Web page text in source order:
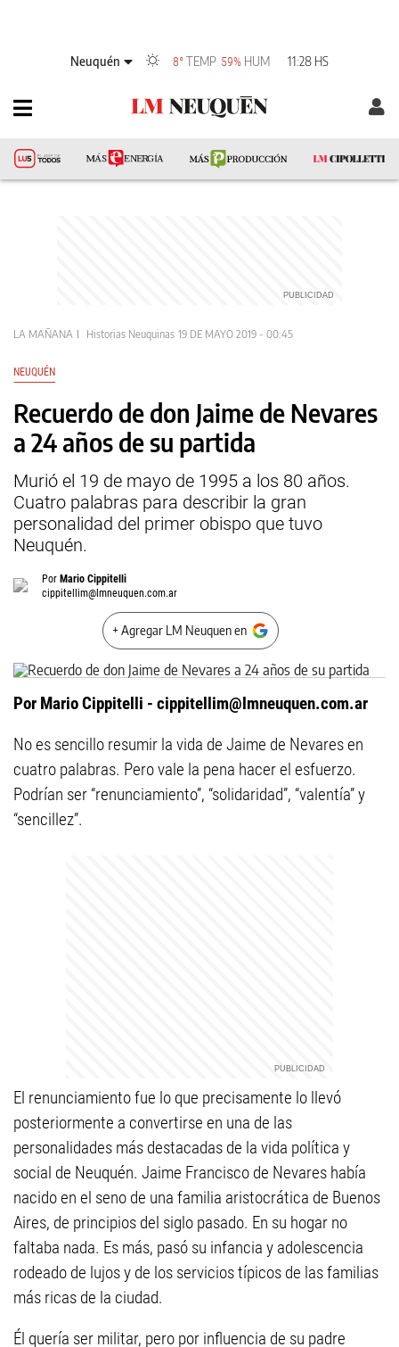
Neuquén 8°TEMP 59% HUM 11:28 HS
LA MAÑANA Historias Neuquinas 19 DE MAYO 2019 - 00:45
NEUQUÉN
Recuerdo de don Jaime de Nevares
a 24 años de su partida
Murió el 19 de mayo de 1995 a los 80 años.
Cuatro palabras para describir la gran
personalidad del primer obispo que tuvo
Neuquén.
Por Mario Cippitelli
cippitellim@lmneuquen.com.ar
+ Agregar LM Neuquen en
Por Mario Cippitelli - cippitellim@lmneuquen.com.ar
No es sencillo resumir la vida de Jaime de Nevares en
cuatro palabras. Pero vale la pena hacer el esfuerzo.
Podrían ser “renunciamiento”, “solidaridad”, “valentía” y
“sencillez”.
El renunciamiento fue lo que precisamente lo llevó
posteriormente a convertirse en una de las
personalidades más destacadas de la vida política y
social de Neuquén. Jaime Francisco de Nevares había
nacido en el seno de una familia aristocrática de Buenos
Aires, de principios del siglo pasado. En su hogar no
faltaba nada. Es más, pasó su infancia y adolescencia
rodeado de lujos y de los servicios típicos de las familias
más ricas de la ciudad.
Él quería ser militar, pero por influencia de su padre